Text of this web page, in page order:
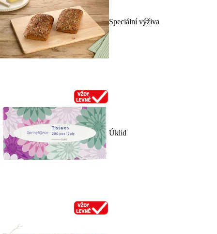
Speciální výživa
Úklid